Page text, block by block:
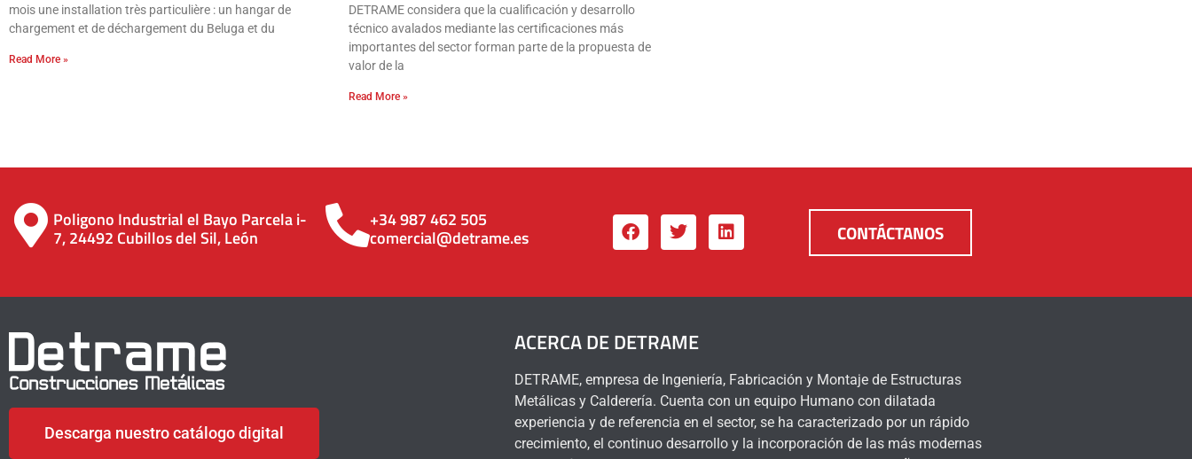
mois une installation très particulière : un hangar de
chargement et de déchargement du Beluga et du
Read More »
DETRAME considera que la cualificación y desarrollo
técnico avalados mediante las certificaciones más
importantes del sector forman parte de la propuesta de
valor de la
Read More »
Poligono Industrial el Bayo Parcela i-
7, 24492 Cubillos del Sil, León
+34 987 462 505
comercial@detrame.es CONTÁCTANOS
Descarga nuestro catálogo digital
ACERCA DE DETRAME
DETRAME, empresa de Ingeniería, Fabricación y Montaje de Estructuras
Metálicas y Calderería. Cuenta con un equipo Humano con dilatada
experiencia y de referencia en el sector, se ha caracterizado por un rápido
crecimiento, el continuo desarrollo y la incorporación de las más modernas